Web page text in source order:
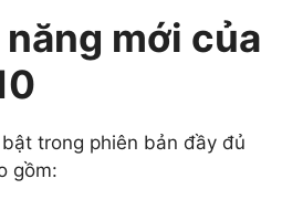
mới của
trong phiên bản đầy đủ
gồm: